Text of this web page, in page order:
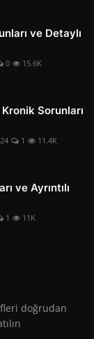
ve Detaylı
0 15.6K
Sorunları
1 11.4K
ve Ayrıntılı
1 11K
doğrudan